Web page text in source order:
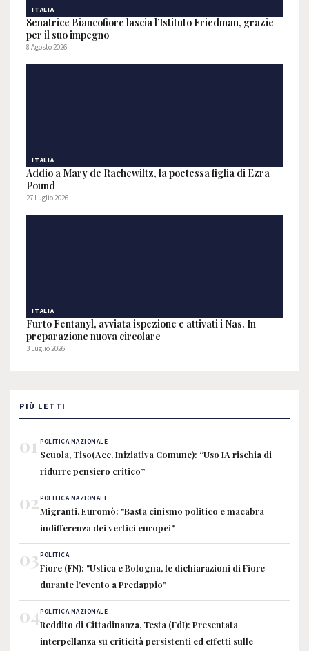
ITALIA
Senatrice Biancofiore lascia l’Istituto Friedman, grazie
per il suo impegno
8 Agosto 2026
ITALIA
Addio a Mary de Rachewiltz, la poetessa figlia di Ezra
Pound
27 Luglio 2026
ITALIA
Furto Fentanyl, avviata ispezione e attivati i Nas. In
preparazione nuova circolare
3 Luglio 2026
PIÙ LETTI
01 POLITICA NAZIONALE
Scuola, Tiso(Acc. Iniziativa Comune): “Uso IA rischia di
ridurre pensiero critico”
02POLITICA NAZIONALE
Migranti, Euromò: "Basta cinismo politico e macabra
indifferenza dei vertici europei"
03POLITICA
Fiore (FN): "Ustica e Bologna, le dichiarazioni di Fiore
durante l'evento a Predappio"
04POLITICA NAZIONALE
Reddito di Cittadinanza, Testa (FdI): Presentata
interpellanza su criticità persistenti ed effetti sulle